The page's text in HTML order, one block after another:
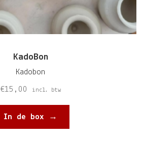
KadoBon
Kadobon
€15,00 incl. btw
In de box →